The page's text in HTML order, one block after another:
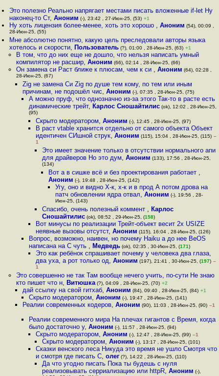
Это полезно Реально напрягает местами писать вложенные if-let Ну
наконец-то Ст,Аноним (-), 23:42 , 27-Июн-25, (53) +1
Ну хоть лицензия более-менее, хоть это хорошо ,Аноним (54), 00:09 ,
28-Июн-25, (55)
Мне абсолютно понятно, какую цель преследовали авторы языка
хотелось и скорости, Пользователь (?), 01:00 , 28-Июн-25, (63) +1
В том, что до них еще не дошло, что нельзя написать умный
компилятор не расшир, Аноним (66), 02:14 , 28-Июн-25, (66)
Он замена си Раст ближе к плюсам, чем к си , Аноним (64), 02:28 ,
28-Июн-25, (67)
Zig не замена Си Zig по душе тем кому, по тем или иным
причинам, не подошёл чис, Аноним (-), 07:35 , 28-Июн-25, (75)
А можно пруф, что однозначно из-за этого Так-то в расте есть
динамические трейт, Карлос Сношайтилис (ok), 12:02 , 28-Июн-25,
(95)
Скрыто модератором, Аноним (-), 12:45 , 28-Июн-25, (97)
В раст vtable хранится отдельно от самого объекта Объект
идентичен СИшной струк, Аноним (115), 15:04 , 28-Июн-25, (115) –
1
Это имеет значение только в отсутствии нормального апи
для драйверов Но это дум, Аноним (133), 17:56 , 28-Июн-25,
(134)
Вот а в сишке всё и без проектирования работает ,
Аноним (-), 19:48 , 28-Июн-25, (142)
Угу, оно и видно Х-к, х-к и в прод А потом дрова на
патч обновлении ядра отвал, Аноним (-), 19:56 , 28-
Июн-25, (143)
Спасибо, очень полезный коммент , Карлос
Сношайтилис(ok), 08:52 , 29-Июн-25, (158)
Вот минусы по реализации Трейт-объект весит 2x USIZE
неявные вызовы отсутст, Аноним (115), 16:04 , 28-Июн-25, (126)
Вопрос, возможно, наивен, но почему Haiku а до нее BeOS
написана на C чуть , Медведь (ok), 02:35 , 30-Июн-25, (171)
Это как ребёнок спрашивает почему у человека два глаза,
два уха, а рот только од, Аноним (197), 21:41 , 30-Июн-25, (197) –
1
Это совершенно не так Там вообще нечего учить, по-сути Не знаю
кто пишет что н, Витюшка(?), 04:09 , 28-Июн-25, (70) +2
дай ссылку на свой гитхаб, Аноним (84), 09:40 , 28-Июн-25, (84) +1
Скрыто модератором,Аноним (-), 19:47 , 28-Июн-25, (141)
Реалии современных кодеров, Аноним (90), 11:03 , 28-Июн-25, (90) –1
Реалии современного мира На плечах гигантов с Время, когда
было достаточно у,Аноним (-), 11:57 , 28-Июн-25, (94)
Скрыто модератором, Аноним (-), 12:47 , 28-Июн-25, (99) –1
Скрыто модератором, Аноним (-), 13:17 , 28-Июн-25, (101)
Сказки венского леса Никуда это время не ушло Смотря что
и смотря где писать С, олег(?), 14:22 , 28-Июн-25, (110)
Да что угодно писать Пока ты будешь с нуля
реализовывать серриализацию или httpR, Аноним (-),